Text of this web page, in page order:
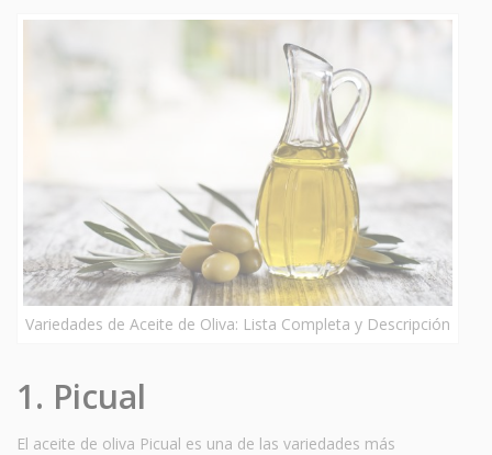
Variedades de Aceite de Oliva: Lista Completa y Descripción
1. Picual
El aceite de oliva Picual es una de las variedades más